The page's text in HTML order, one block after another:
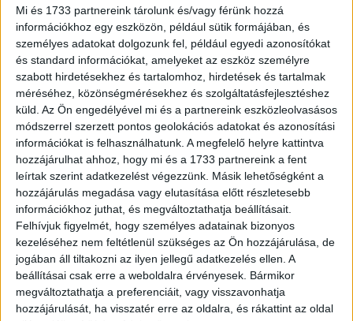
Mi és 1733 partnereink tárolunk és/vagy férünk hozzá
információkhoz egy eszközön, például sütik formájában, és
személyes adatokat dolgozunk fel, például egyedi azonosítókat
és standard információkat, amelyeket az eszköz személyre
szabott hirdetésekhez és tartalomhoz, hirdetések és tartalmak
méréséhez, közönségmérésekhez és szolgáltatásfejlesztéshez
küld. Az Ön engedélyével mi és a partnereink eszközleolvasásos
módszerrel szerzett pontos geolokációs adatokat és azonosítási
információkat is felhasználhatunk. A megfelelő helyre kattintva
hozzájárulhat ahhoz, hogy mi és a 1733 partnereink a fent
leírtak szerint adatkezelést végezzünk. Másik lehetőségként a
hozzájárulás megadása vagy elutasítása előtt részletesebb
információkhoz juthat, és megváltoztathatja beállításait.
Felhívjuk figyelmét, hogy személyes adatainak bizonyos
kezeléséhez nem feltétlenül szükséges az Ön hozzájárulása, de
jogában áll tiltakozni az ilyen jellegű adatkezelés ellen. A
beállításai csak erre a weboldalra érvényesek. Bármikor
megváltoztathatja a preferenciáit, vagy visszavonhatja
hozzájárulását, ha visszatér erre az oldalra, és rákattint az oldal
Már két nagy bajnokság sztárcsapatait követhetjük minden
hétvégén a Sport TV-n. Portugáliából a Benfica, a Sporting
és a Porto, Törökországból például a magyar válogatott
sztárjával, Sallai Rolanddal felálló Galatasarayt is. Elég
csak megnézni a Bajnokok Ligája vagy az Európa-liga
aktuális tabelláját, és látjuk, milyen jó játékerőt
képviselnek ezek a csapatok. A Sporting második a
Bajnokok Ligájában, ahol a Benfica is továbbjutásra áll, az
El-ben pedig a Galatasaray pillanatnyilag harmadik. Az már
csak hab a tortán, hogy Sallait láthatjuk majd minden
fordulóban a Galatasarayban, de feltűnik majd a
Rizesporban játszó Mocsi Attila is. Portugáliában külön
figyelhetjük a Sportingban parádézó, és magyar
felmenőkkel rendelkező Gyökeres Viktort is. A bajnoki
mérkőzések a Sport1-en, a Sport2-n és a SELEKT-en
kerülnek képernyőre.